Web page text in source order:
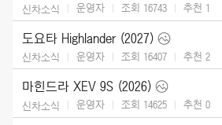
신차소식 운영자 조회 16743 추천 1
도요타 Highlander (2027)
신차소식 운영자 조회 16407 추천 2
마힌드라 XEV 9S (2026)
신차소식 운영자 조회 14625 추천 0